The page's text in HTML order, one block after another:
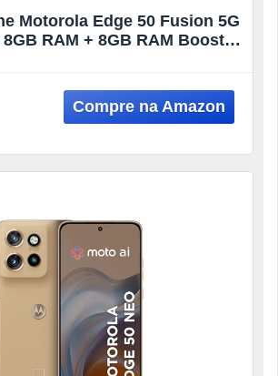
Motorola Edge 50 Fusion 5G
8GB RAM + 8GB RAM Boost